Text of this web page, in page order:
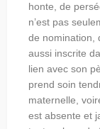
honte, de
n’est pas
de nomination,
aussi inscrite
lien avec son
prend soin
maternelle,
est absente et